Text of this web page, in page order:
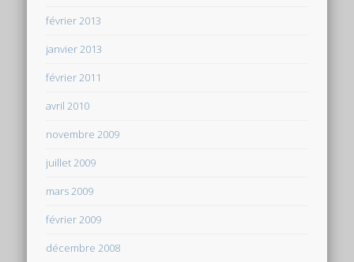
février 2013
janvier 2013
février 2011
avril 2010
novembre 2009
juillet 2009
mars 2009
février 2009
décembre 2008